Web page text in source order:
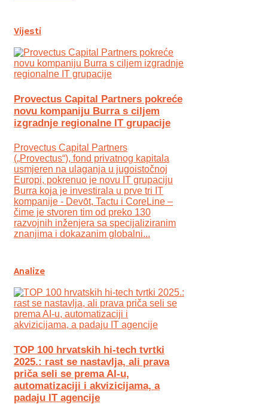
Vijesti
Provectus Capital Partners pokreće
novu kompaniju Burra s ciljem
izgradnje regionalne IT grupacije
Provectus Capital Partners
(„Provectus“), fond privatnog kapitala
usmjeren na ulaganja u jugoistočnoj
Europi, pokrenuo je novu IT grupaciju
Burra koja je investirala u prve tri IT
kompanije - Devōt, Tactu i CoreLine –
čime je stvoren tim od preko 130
razvojnih inženjera sa specijaliziranim
znanjima i dokazanim globalni...
Analize
TOP 100 hrvatskih hi-tech tvrtki
2025.: rast se nastavlja, ali prava
priča seli se prema AI-u,
automatizaciji i akvizicijama, a
padaju IT agencije